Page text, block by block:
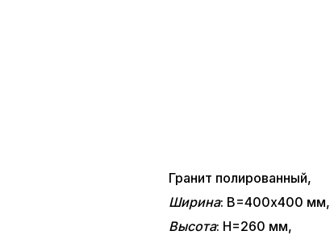
Гранит полированный,
Ширина: В=400x400 мм,
Высота: Н=260 мм,